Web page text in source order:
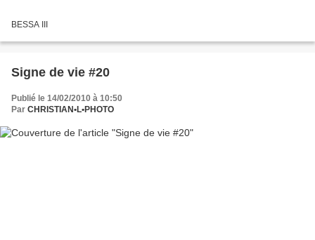
BESSA III
Signe de vie #20
Publié le 14/02/2010 à 10:50
Par CHRISTIAN•L•PHOTO